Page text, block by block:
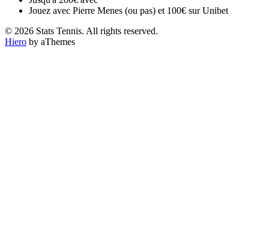
Jouez avec Pierre Menes (ou pas) et 100€ sur Unibet
© 2026 Stats Tennis. All rights reserved.
Hiero by aThemes